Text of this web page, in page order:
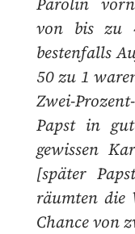
von bis zu
bestenfalls
50 zu 1
Zwei-
Papst in
gewissen
[später
räumten die
Chance von